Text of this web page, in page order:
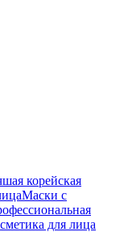
корейская
Маски с
для лица